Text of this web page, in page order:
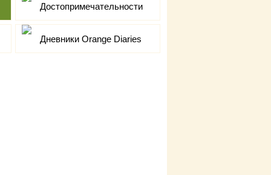
Достопримечательности
Дневники Orange Diaries